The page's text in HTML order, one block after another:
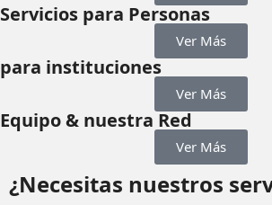
Servicios para Personas
Ver Más
para instituciones
Ver Más
Equipo & nuestra Red
Ver Más
¿Necesitas nuestros